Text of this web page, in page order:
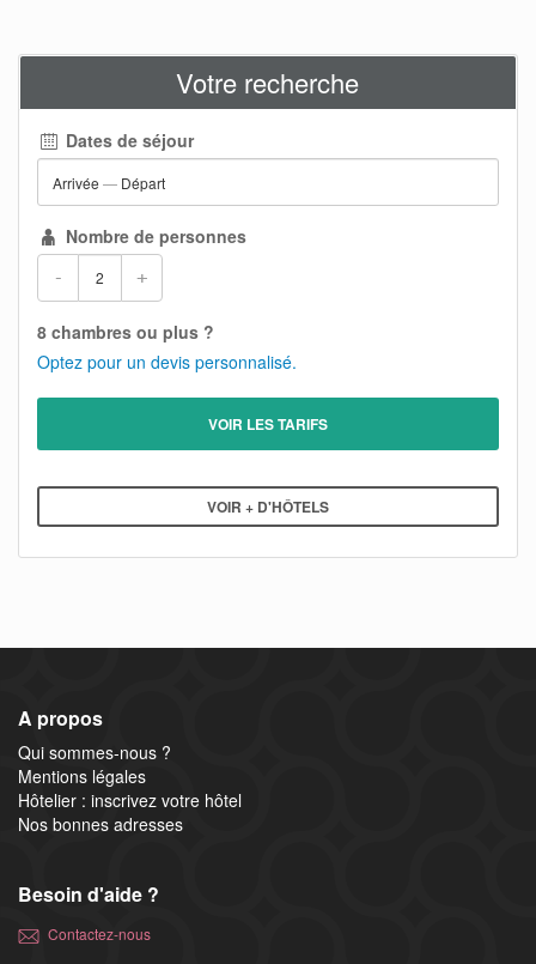
Votre recherche
Dates de séjour
Arrivée — Départ
Nombre de personnes
- +
8 chambres ou plus ?
Optez pour un devis personnalisé.
VOIR LES TARIFS
VOIR + D'HÔTELS
A propos
Qui sommes-nous ?
Mentions légales
Hôtelier : inscrivez votre hôtel
Nos bonnes adresses
Besoin d'aide ?
Contactez-nous